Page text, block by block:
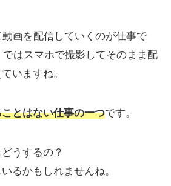
画を配信していくのが仕事で
はスマホで撮影してそのまま配
いますね。
とはない仕事の一つです。
うするの？
るかもしれませんね。